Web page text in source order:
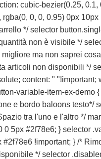
cubic-bezier(0.25,
0, 0, 0.95) 0px
*/ selector
non è visibile */
ma non saprei
articoli non disponibili */
content: "
variable-item-ex-demo
e bordo baloons testo*/
tra l'uno e l'altro */
5px #2f78e6; } selector
!important; } /*
*/ selector